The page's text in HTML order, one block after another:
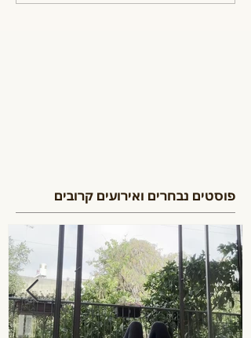
פוסטים נבחרים ואירועים קרובים